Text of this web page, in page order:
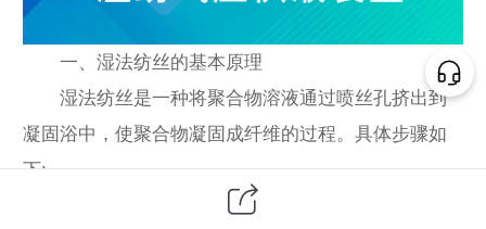
一、湿法纺丝的基本原理
湿法纺丝是一种将聚合物溶液通过喷丝孔挤出到
凝固浴中，使聚合物凝固成纤维的过程。具体步骤如
下:
聚合物溶解:将聚合物溶解在适当的溶剂中，形成